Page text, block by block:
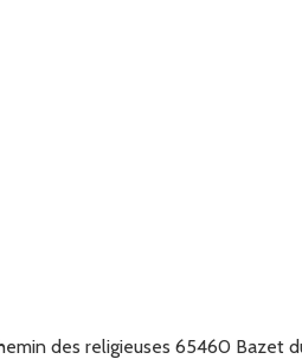
des religieuses 65460 Bazet